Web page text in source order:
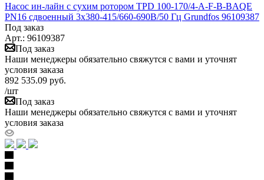
Насос ин-лайн с сухим ротором TPD 100-170/4-A-F-B-BAQE
PN16 сдвоенный 3х380-415/660-690В/50 Гц Grundfos 96109387
Под заказ
Арт.: 96109387
Под заказ
Наши менеджеры обязательно свяжутся с вами и уточнят
условия заказа
892 535.09 руб.
/шт
Под заказ
Наши менеджеры обязательно свяжутся с вами и уточнят
условия заказа